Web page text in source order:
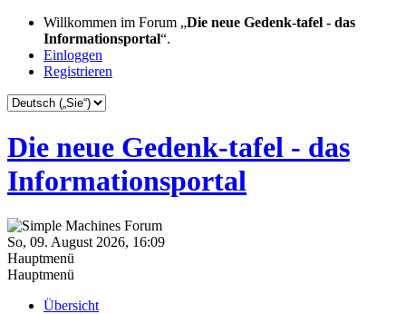
Willkommen im Forum „Die neue Gedenk-tafel - das
Informationsportal“.
Einloggen
Registrieren
Die neue Gedenk-tafel - das
Informationsportal
So, 09. August 2026, 16:09
Hauptmenü
Hauptmenü
Übersicht